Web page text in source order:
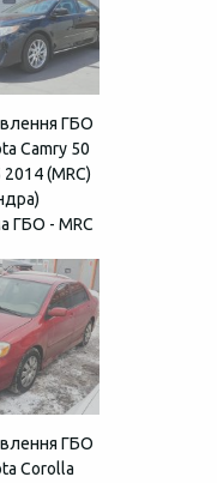
ГБО
Camry 50
2014 (MRC)
ГБО - MRC
ГБО
Corolla